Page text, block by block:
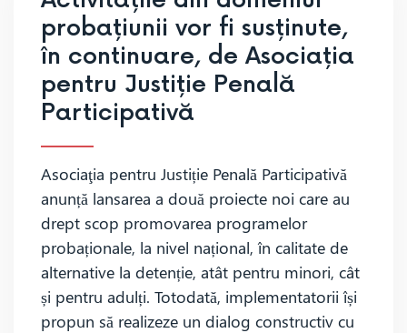
probațiunii vor fi susținute,
în continuare, de Asociația
pentru Justiție Penală
Participativă
Asociaţia pentru Justiție Penală Participativă
anunță lansarea a două proiecte noi care au
drept scop promovarea programelor
probaționale, la nivel național, în calitate de
alternative la detenție, atât pentru minori, cât
și pentru adulți. Totodată, implementatorii își
propun să realizeze un dialog constructiv cu